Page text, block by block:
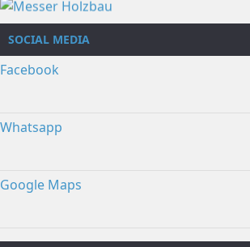
SOCIAL MEDIA
Facebook
Whatsapp
Google Maps